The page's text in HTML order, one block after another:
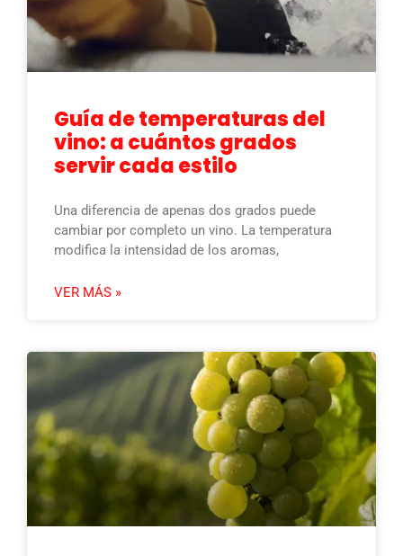
Guía de temperaturas del
vino: a cuántos grados
servir cada estilo
Una diferencia de apenas dos grados puede
cambiar por completo un vino. La temperatura
modifica la intensidad de los aromas,
VER MÁS »